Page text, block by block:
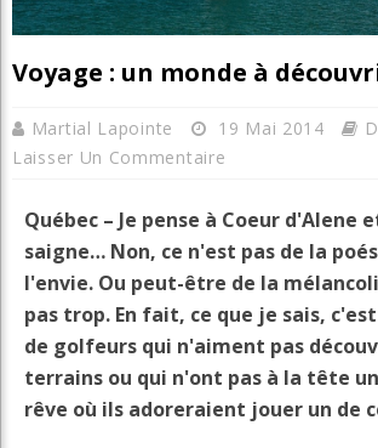
Voyage : un monde à
Martial Lapointe 19 Mai 2014
Laisser Un Commentaire
Québec – Je pense à Coeur d'Alene
saigne… Non, ce n'est pas de la
l'envie. Ou peut-être de la
pas trop. En fait, ce que je sais,
de golfeurs qui n'aiment pas
terrains ou qui n'ont pas à la tête
rêve où ils adoreraient jouer un de